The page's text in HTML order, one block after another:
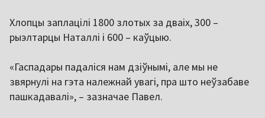
Хлопцы заплацілі 1800 злотых за дваіх, 300 –
рыэлтарцы Наталлі і 600 – каўцыю.
«Гаспадары падаліся нам дзіўнымі, але мы не
звярнулі на гэта належнай увагі, пра што неўзабаве
пашкадавалі», – зазначае Павел.